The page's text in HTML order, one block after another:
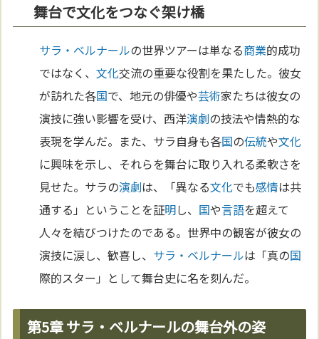
舞台で文化をつなぐ架け橋
サラ・ベルナールの世界ツアーは単なる商業的成功
ではなく、文化交流の重要な役割を果たした。彼女
が訪れた各国で、地元の俳優や芸術家たちは彼女の
演技に強い影響を受け、西洋演劇の技法や情熱的な
表現を学んだ。また、サラ自身も各国の伝統や文化
に興味を示し、それらを舞台に取り入れる柔軟さを
見せた。サラの演劇は、「異なる文化でも感情は共
通する」ということを証明し、 国や言語を超えて
人々を結びつけたのである。世界中の観客が彼女の
演技に涙し、歓喜し、 サラ・ベルナールは「真の国
際的スター」として舞台史に名を刻んだ。
第5章 サラ・ベルナールの舞台外の姿